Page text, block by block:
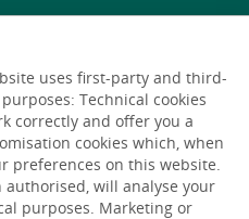
uses first-party and third-
Technical cookies
correctly and offer you a
cookies which, when
preferences on this website.
authorised, will analyse your
purposes. Marketing or